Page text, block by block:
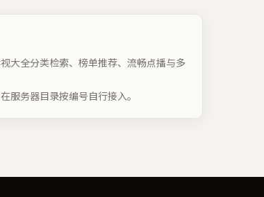
大全分类检索、榜单推荐、流畅点播与多
服务器目录按编号自行接入。